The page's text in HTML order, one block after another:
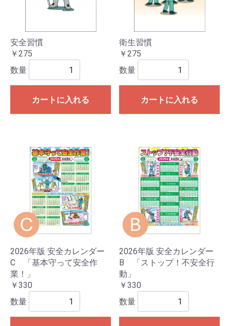
安全習慣
￥275
数量
カートに入れる
衛生習慣
￥275
数量
カートに入れる
2026年版 安全カレンダー
C 「基本守って安全作
業！」
￥330
数量
2026年版 安全カレンダー
B 「ストップ！不安全行
動」
￥330
数量